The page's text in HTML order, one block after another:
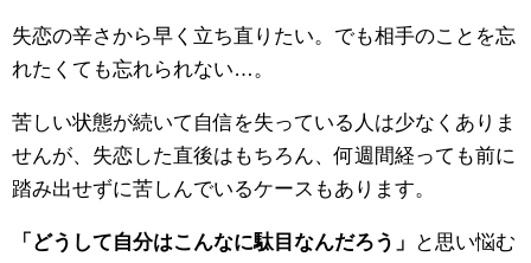
失恋の辛さから早く立ち直りたい。でも相手のことを忘
れたくても忘れられない…。
苦しい状態が続いて自信を失っている人は少なくありま
せんが、失恋した直後はもちろん、何週間経っても前に
踏み出せずに苦しんでいるケースもあります。
「どうして自分はこんなに駄目なんだろう」
と思い悩む